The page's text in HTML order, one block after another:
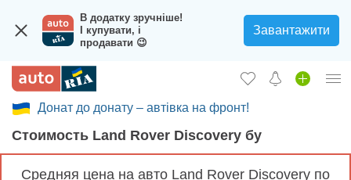
В додатку зручніше!
І купувати, і
продавати 😉
Завантажити
Вход в кабинет
Збір на авто для ЗСУ
Автомобили б/у
Донат до донату – автівка на фронт!
Cтоимость Land Rover Discovery бу
Средняя цена на авто Land Rover Discovery по